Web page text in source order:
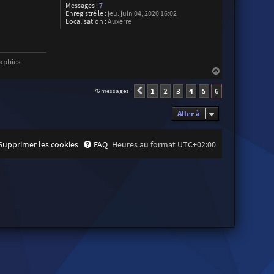
Messages : 7
Enregistré le : jeu. juin 04, 2020 16:02
Localisation : Auxerre
a
t
76 messages Précédente
1 2 3 4 5 6
Aller à
Heures au format UTC+02:00
FAQ
les cookies